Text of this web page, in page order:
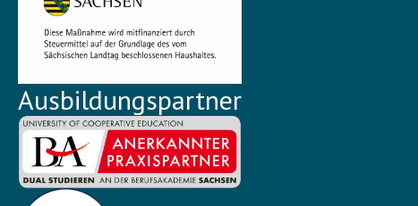
Ausbildungspartner